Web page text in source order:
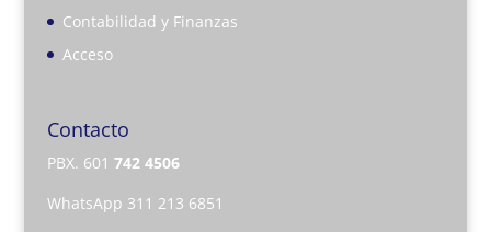
Contabilidad y Finanzas
Acceso
Contacto
PBX. 601 742 4506
WhatsApp 311 213 6851